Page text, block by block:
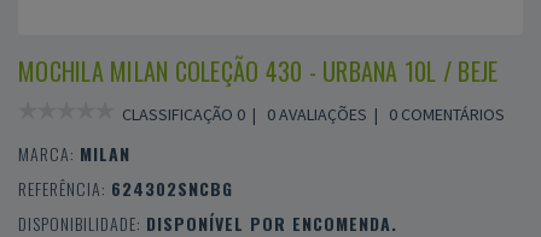
MOCHILA MILAN COLEÇÃO 430 - URBANA 10L / BEJE
CLASSIFICAÇÃO 0 | 0 AVALIAÇÕES | 0 COMENTÁRIOS
MARCA: MILAN
REFERÊNCIA: 624302SNCBG
DISPONIBILIDADE: DISPONÍVEL POR ENCOMENDA.